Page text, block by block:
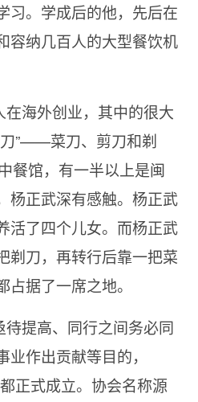
习。学成后的他，先后在
容纳几百人的大型餐饮机
海外创业，其中的很大
”——菜刀、剪刀和剃
餐馆，有一半以上是闽
杨正武深有感触。杨正武
活了四个儿女。而杨正武
剃刀，再转行后靠一把菜
据了一席之地。
提高、同行之间务必同
作出贡献等目的，
正式成立。协会名称源